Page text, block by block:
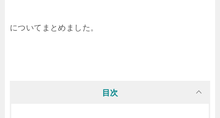
についてまとめました。
目次